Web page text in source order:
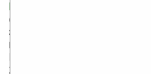
Pocket Informant 2007
(шареварная) — Pocket
заменяет встроенную
книгу, календарь и
КПК. Возможности Pocket
2007: новые